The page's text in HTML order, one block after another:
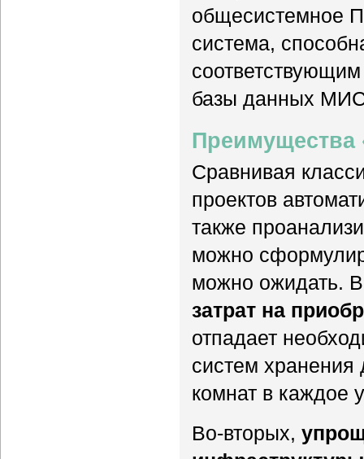
общесистемное
система,
базы данных
Преимущества
Сравнивая
проектов
также
можно
можно ожидать.
затрат на
отпадает
систем
комнат в каждое
Во-вторых,